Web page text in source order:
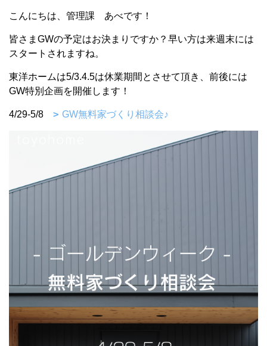
こんにちは、管理課 あべです！
皆さまGWの予定はお決まりですか？早い方は来週末には
スタートされますね。
東洋ホームは5/3.4.5は休業期間とさせて頂き、前後には
GW特別企画を開催します！
4/29-5/8 GW無料家づくり相談会♪